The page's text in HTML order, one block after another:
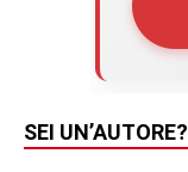
SEI UN’AUTORE?